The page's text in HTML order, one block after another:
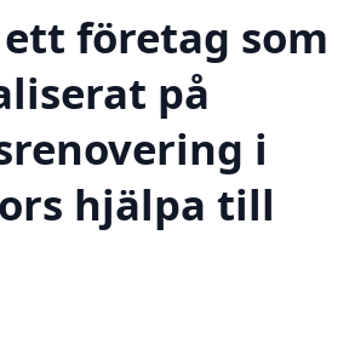
företag som
på
i
hjälpa till